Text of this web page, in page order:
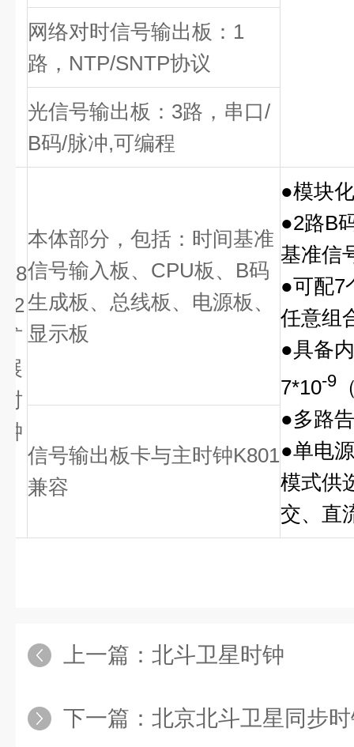
网络对时信号输出板：1
路，NTP/SNTP协议
光信号输出板：3路，串口/
B码/脉冲,可编程
K8
02
扩
展
时
钟
本体部分，包括：时间基准
信号输入板、CPU板、B码
生成板、总线板、电源板、
显示板
●模块
●2路B
基准信
●可配7
任意组
●具备
7*10-9
●多路
●单电
模式供
交、直
信号输出板卡与主时钟K801
兼容
上一篇： 北斗卫星时钟
下一篇： 北京北斗卫星同步